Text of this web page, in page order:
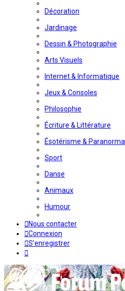
Décoration
Jardinage
Dessin & Photographie
Arts Visuels
Internet & Informatique
Jeux & Consoles
Philosophie
Écriture & Littérature
Ésotérisme & Paranormal
Sport
Danse
Animaux
Humour
Nous contacter
Connexion
S’enregistrer